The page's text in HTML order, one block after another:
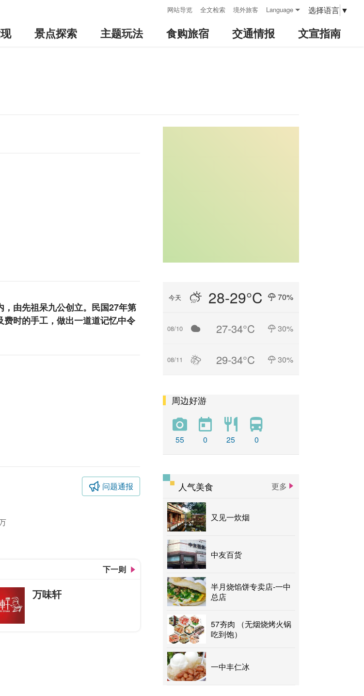
网站导览 全文检索 境外旅客 Language 选择语言 ▼
景点探索 主题玩法 食购旅宿 交通情报 文宣指南
由先祖呆九公创立。民国27年第
时的手工，做出一道道记忆中令
问题通报
下一则
万味轩
今天 28-29°C 70%
08/10 27-34°C 30%
08/11 29-34°C 30%
周边好游
55 0 25 0
人气美食 更多
又见一炊烟
中友百货
半月烧馅饼专卖店-一中
总店
57夯肉 （无烟烧烤火锅
吃到饱）
一中丰仁冰